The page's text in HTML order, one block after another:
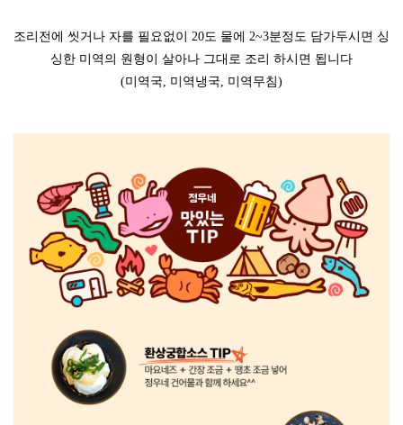
조리전에 씻거나 자를 필요없이 20도 물에 2~3분정도 담가두시면 싱
싱한 미역의 원형이 살아나 그대로 조리 하시면 됩니다
(미역국, 미역냉국, 미역무침)